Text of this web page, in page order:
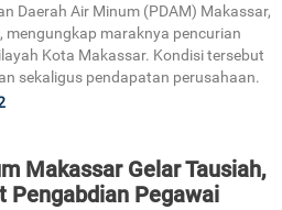
Daerah Air Minum (PDAM) Makassar,
mengungkap maraknya pencurian
Kota Makassar. Kondisi tersebut
sekaligus pendapatan perusahaan.
Makassar Gelar Tausiah,
Pengabdian Pegawai